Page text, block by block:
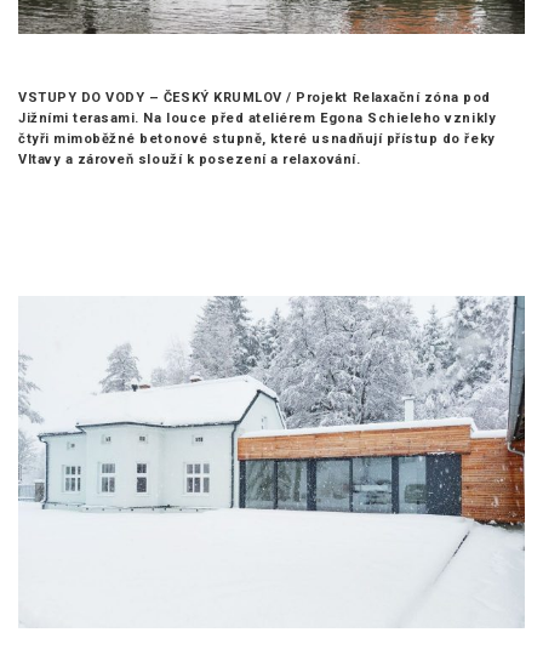
VSTUPY DO VODY – ČESKÝ KRUMLOV / Projekt Relaxační zóna pod
Jižními terasami. Na louce před ateliérem Egona Schieleho vznikly
čtyři mimoběžné betonové stupně, které usnadňují přístup do řeky
Vltavy a zároveň slouží k posezení a relaxování.